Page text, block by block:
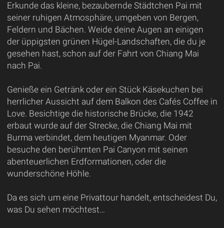
Erkunde das kleine, bezaubernde Städtchen Pai mit
seiner ruhigen Atmosphäre, umgeben von Bergen,
Feldern und Bächen. Weide deine Augen an einigen
der üppigsten grünen Hügel-Landschaften, die du je
gesehen hast, schon auf der Fahrt von Chiang Mai
nach Pai.
Genieße ein Getränk oder ein Stück Käsekuchen bei
herrlicher Aussicht auf dem Balkon des Cafés Coffee in
Love. Besichtige die historische Brücke, die 1942
erbaut wurde auf der Strecke, die Chiang Mai mit
Burma verbindet, dem heutigen Myanmar. Oder
besuche den berühmten Pai Canyon mit seinen
abenteuerlichen Erdformationen, oder die
wunderschöne Höhle.
Da es sich um eine Privattour handelt, entscheidest Du,
was Du sehen möchtest…